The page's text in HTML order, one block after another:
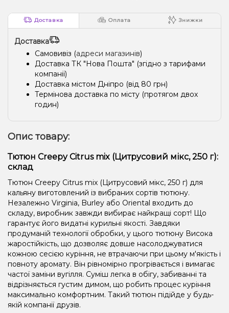
Доставка Оплата Знижки
Доставка
Самовивіз (адреси магазинів)
Доставка ТК "Нова Пошта" (згідно з тарифами
компанії)
Доставка містом Дніпро (від 80 грн)
Термінова доставка по місту (протягом двох
годин)
Опис товару:
Тютюн Creepy Citrus mix (Цитрусовий мікс, 250 г):
склад
Тютюн Creepy Citrus mix (Цитрусовий мікс, 250 г) для
кальяну виготовлений із вибраних сортів тютюну.
Незалежно Virginia, Burley або Oriental входить до
складу, виробник завжди вибирає найкращі сорт! Що
гарантує його видатні курильні якості. Завдяки
продуманій технології обробки, у цього тютюну Висока
жаростійкість, що дозволяє довше насолоджуватися
кожною сесією куріння, не втрачаючи при цьому м'якість і
повноту аромату. Він рівномірно прогрівається і вимагає
частої заміни вугілля. Суміш легка в обігу, забиванні та
відрізняється густим димом, що робить процес куріння
максимально комфортним. Такий тютюн підійде у будь-
якій компанії друзів.